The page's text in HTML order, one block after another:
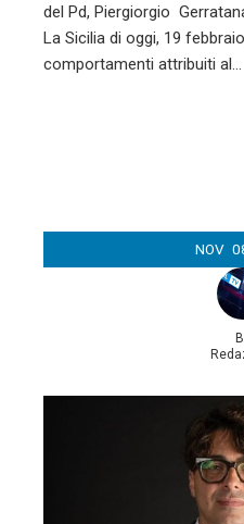
del Pd, Piergiorgio
La Sicilia di oggi, 19
comportamenti attribuiti al…
NOV